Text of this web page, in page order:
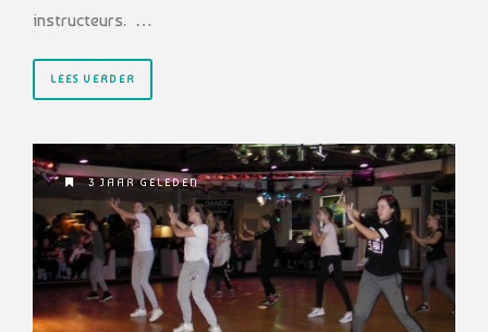
instructeurs. …
LEES VERDER
3 JAAR GELEDEN